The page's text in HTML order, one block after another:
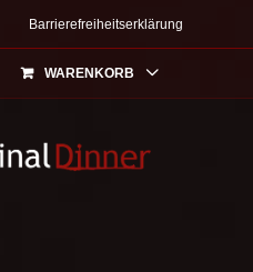
Barrierefreiheitserklärung
WARENKORB